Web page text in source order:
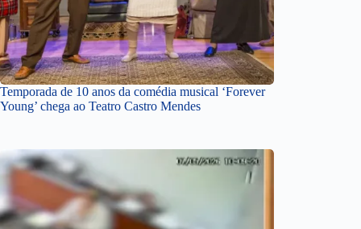
Temporada de 10 anos da comédia musical ‘Forever
Young’ chega ao Teatro Castro Mendes